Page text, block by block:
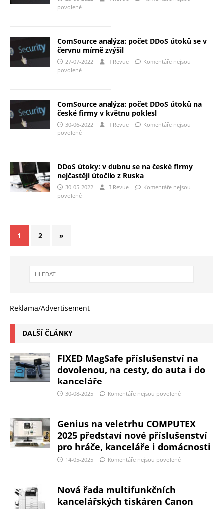
povolené
ComSource analýza: počet DDoS útoků se v
červnu mírně zvýšil
27-07-2022 IT Revue
Komentáře nejsou
povolené
ComSource analýza: počet DDoS útoků na
české firmy v květnu poklesl
30-06-2022 IT Revue
Komentáře nejsou
povolené
DDoS útoky: v dubnu se na české firmy
nejčastěji útočilo z Ruska
30-05-2022 IT Revue
Komentáře nejsou
povolené
1 2 »
Reklama/Advertisement
DALŠÍ ČLÁNKY
FIXED MagSafe příslušenství na
dovolenou, na cesty, do auta i do
kanceláře
30-08-2025 Komentáře nejsou povolené
Genius na veletrhu COMPUTEX
2025 představí nové příslušenství
pro hráče, kanceláře i domácnosti
14-05-2025 Komentáře nejsou povolené
Nová řada multifunkčních
kancelářských tiskáren Canon